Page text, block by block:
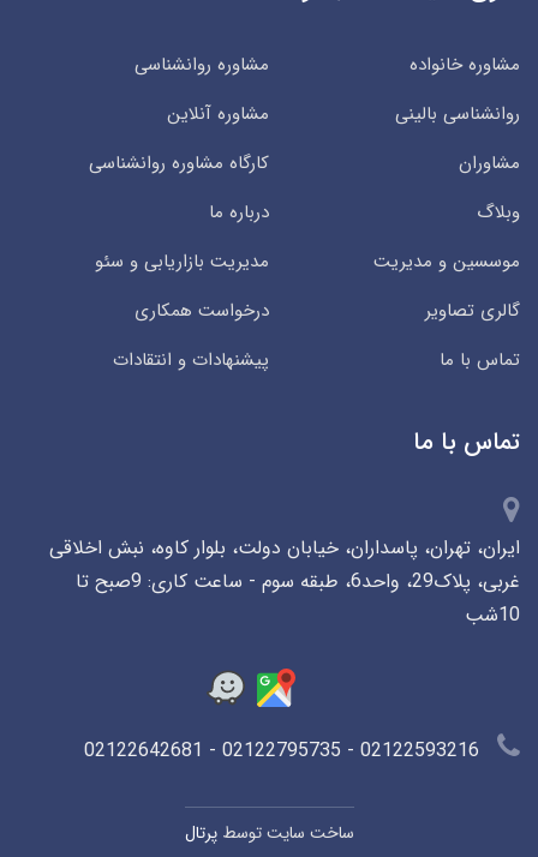
مشاوره خانواده
مشاوره روانشناسی
روانشناسی بالینی
مشاوره آنلاین
مشاوران
کارگاه مشاوره روانشناسی
وبلاگ
درباره ما
موسسین و مدیریت
مدیریت بازاریابی و سئو
گالری تصاویر
درخواست همکاری
تماس با ما
پیشنهادات و انتقادات
تماس با ما
ایران، تهران، پاسداران، خیابان دولت، بلوار کاوه، نبش اخلاقی
غربی، پلاک29، واحد6، طبقه سوم - ساعت کاری: 9صبح تا
10شب
ساخت سایت توسطپرتال